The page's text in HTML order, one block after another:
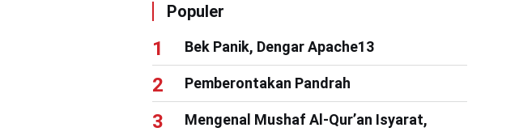
Populer
Bek Panik, Dengar Apache13
Pemberontakan Pandrah
Mengenal Mushaf Al-Qur’an Isyarat,